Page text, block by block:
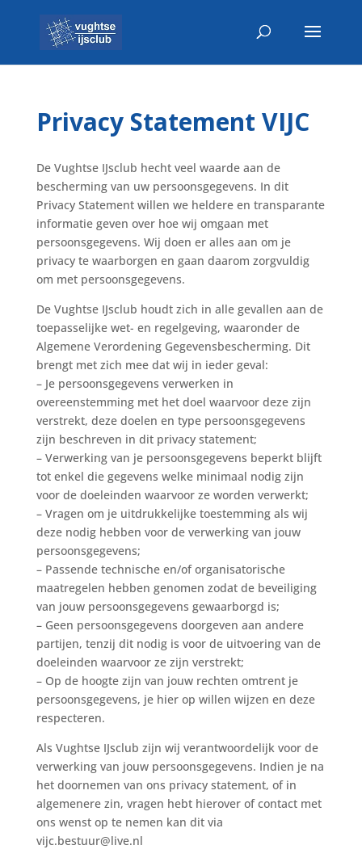
Privacy Statement VIJC
De Vughtse IJsclub hecht veel waarde aan de
bescherming van uw persoonsgegevens. In dit
Privacy Statement willen we heldere en transparante
informatie geven over hoe wij omgaan met
persoonsgegevens. Wij doen er alles aan om je
privacy te waarborgen en gaan daarom zorgvuldig
om met persoonsgegevens.
De Vughtse IJsclub houdt zich in alle gevallen aan de
toepasselijke wet- en regelgeving, waaronder de
Algemene Verordening Gegevensbescherming. Dit
brengt met zich mee dat wij in ieder geval:
– Je persoonsgegevens verwerken in
overeenstemming met het doel waarvoor deze zijn
verstrekt, deze doelen en type persoonsgegevens
zijn beschreven in dit privacy statement;
– Verwerking van je persoonsgegevens beperkt blijft
tot enkel die gegevens welke minimaal nodig zijn
voor de doeleinden waarvoor ze worden verwerkt;
– Vragen om je uitdrukkelijke toestemming als wij
deze nodig hebben voor de verwerking van jouw
persoonsgegevens;
– Passende technische en/of organisatorische
maatregelen hebben genomen zodat de beveiliging
van jouw persoonsgegevens gewaarborgd is;
– Geen persoonsgegevens doorgeven aan andere
partijen, tenzij dit nodig is voor de uitvoering van de
doeleinden waarvoor ze zijn verstrekt;
– Op de hoogte zijn van jouw rechten omtrent je
persoonsgegevens, je hier op willen wijzen en deze
respecteren.
Als Vughtse IJsclub zijn wij verantwoordelijk voor de
verwerking van jouw persoonsgegevens. Indien je na
het doornemen van ons privacy statement, of in
algemenere zin, vragen hebt hierover of contact met
ons wenst op te nemen kan dit via
vijc.bestuur@live.nl